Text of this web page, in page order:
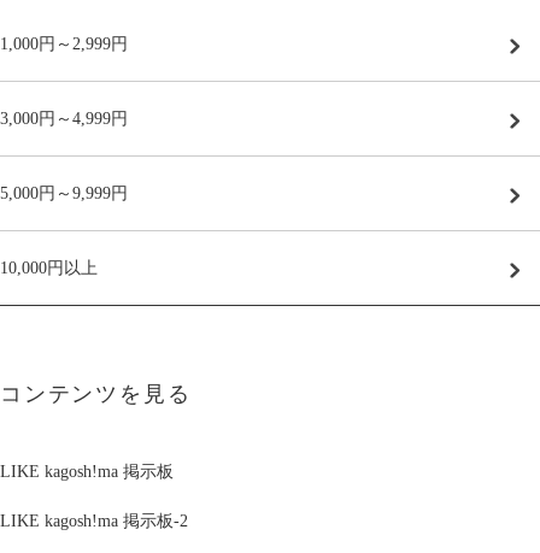
1,000円～2,999円
3,000円～4,999円
5,000円～9,999円
10,000円以上
コンテンツを見る
LIKE kagosh!ma 掲示板
LIKE kagosh!ma 掲示板-2